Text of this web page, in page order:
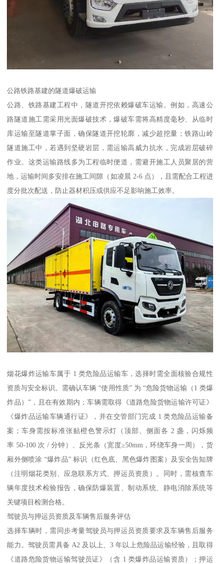
公路铁路基建的隧道爆破运输​
公路、铁路基建工程中，隧道开挖依赖爆破车运输。例如，高速公
路隧道施工需采用光面爆破技术，爆破车需将高精度毫秒、从临时
库运输至隧道掌子面，确保隧道开挖轮廓，减少超挖量；铁路山岭
隧道施工中，若遇到坚硬岩层，需运输高威力抗水，完成岩层破碎
作业。这类运输路线多为工程临时便道，需避开施工人员聚居的营
地，运输时间多安排在施工间隙（如凌晨 2-6 点），且需配合工程进
度分批次配送，防止器材积压或供应不足影响施工效率。​
烟花爆炸运输车属于 1 类危险品运输车，选择时需全面核验合规性
资质与安全标识。需确认车辆 “使用性质” 为 “危险货物运输（1 类爆
炸品）”，且在有效期内；车辆需取得《道路危险货物运输许可证》
《爆炸品运输车辆通行证》，并在交管部门完成 1 类危险品运输备
案；车身需按标准张贴橙色警示灯（顶部、侧面各 2 盏，闪烁频
率 50-100 次 / 分钟）、反光条（宽度≥50mm，环绕车身一周），货
厢外侧喷涂 “爆炸品” 标识（红色底、黑色爆炸图案）及安全告知牌
（注明烟花类别、应急联系方式、押运员资质）。同时，需核查车
辆年度技术检验报告，确保防爆装置、制动系统、静电消除系统等
关键项目检测合格。​
驾驶员与押运员资质及车辆售后服务评估​
选择车辆时，需同步考量驾驶员与押运员资质要求及车辆售后服务
能力。驾驶员需具备 A2 及以上、3 年以上危险品运输经验，且取得
《道路危险货物运输驾驶员证》（含 1 类爆炸品运输资质）；押运